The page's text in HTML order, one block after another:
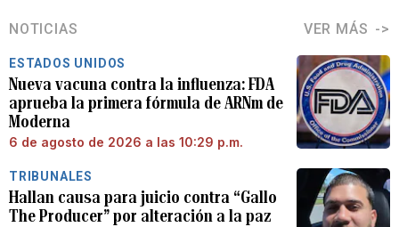
NOTICIAS VER MÁS
ESTADOS UNIDOS
Nueva vacuna contra la influenza: FDA
aprueba la primera fórmula de ARNm de
Moderna
6 de agosto de 2026 a las 10:29 p.m.
TRIBUNALES
Hallan causa para juicio contra “Gallo
The Producer” por alteración a la paz